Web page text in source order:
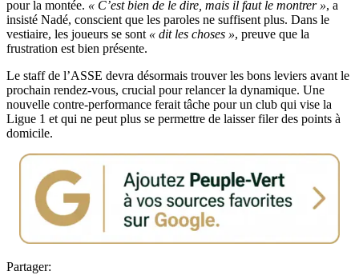
pour la montée. « C’est bien de le dire, mais il faut le montrer », a
insisté Nadé, conscient que les paroles ne suffisent plus. Dans le
vestiaire, les joueurs se sont « dit les choses », preuve que la
frustration est bien présente.
Le staff de l’ASSE devra désormais trouver les bons leviers avant le
prochain rendez-vous, crucial pour relancer la dynamique. Une
nouvelle contre-performance ferait tâche pour un club qui vise la
Ligue 1 et qui ne peut plus se permettre de laisser filer des points à
domicile.
Partager: